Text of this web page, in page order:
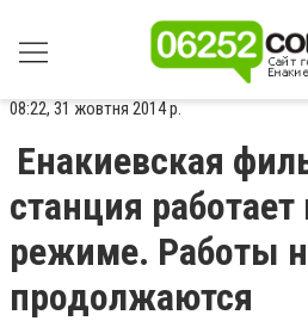
08:22, 31 жовтня 2014 р.
Енакиевская
станция
режиме. Работы
продолжаются